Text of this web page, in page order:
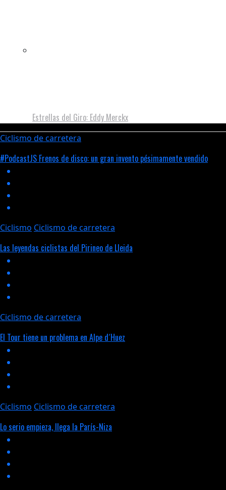
Estrellas del Giro: Eddy Merckx
Ciclismo de carretera
#PodcastJS Frenos de disco: un gran invento pésimamente vendido
Ciclismo Ciclismo de carretera
Las leyendas ciclistas del Pirineo de Lleida
Ciclismo de carretera
El Tour tiene un problema en Alpe d´Huez
Ciclismo Ciclismo de carretera
Lo serio empieza, llega la París-Niza